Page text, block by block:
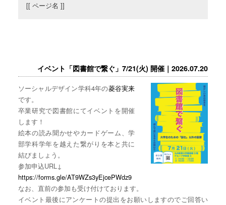
[[ ページ名 ]]
イベント「図書館で繋ぐ」7/21(火) 開催｜2026.07.20
ソーシャルデザイン学科4年の菱谷実来
です。
卒業研究で図書館にてイベントを開催
します！
絵本の読み聞かせやカードゲーム、学
部学科学年を越えた繋がりを本と共に
結びましょう。
参加申込URL↓
https://forms.gle/AT9WZs3yEjcePWdz9
なお、直前の参加も受け付けております。
イベント最後にアンケートの提出をお願いしますのでご回答い